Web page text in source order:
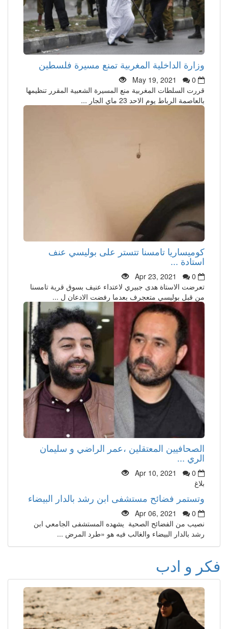
وزارة الداخلية المغربية تمنع مسيرة فلسطين
May 19, 2021
0
قررت السلطات المغربية منع المسيرة الشعبية المقرر تنظيمها
بالعاصمة الرباط يوم الاحد 23 ماي الجار ...
كوميساريا تامسنا تتستر على بوليسي عنف
استادة ...
Apr 23, 2021
0
تعرضت الاستاة هدى جبيري لاعتداء عنيف بسوق قرية تامسنا
من قبل بوليسي متعجرف بعدما رفضت الادعان ل ...
الصحافيين المعتقلين ،عمر الراضي و سليمان
الري ...
Apr 10, 2021
0
بلاغ
وتستمر فضائح مستشفى ابن رشد بالدار البيضاء
Apr 06, 2021
0
نصيب من الفضائح الصحية يشهده المستشفى الجامعي ابن
رشد بالدار البيضاء والغالب فيه هو «طرد المرض ...
فكر و ادب